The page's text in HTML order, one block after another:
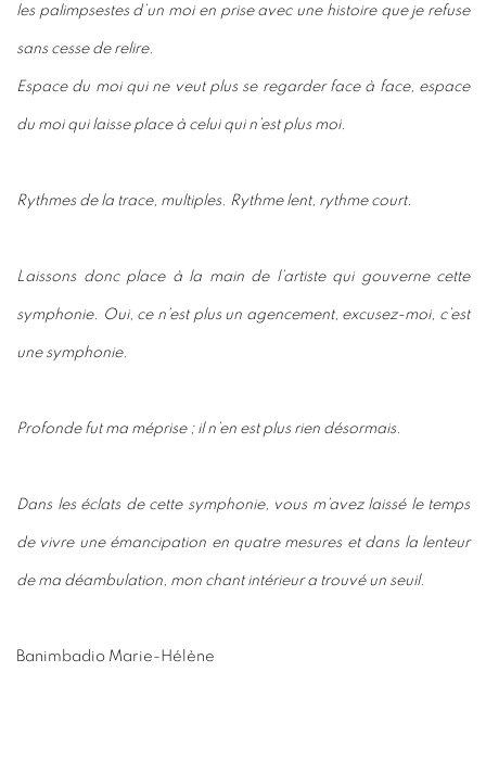
les palimpsestes d’un moi en prise avec une histoire que je refuse
sans cesse de relire.
Espace du moi qui ne veut plus se regarder face à face, espace
du moi qui laisse place à celui qui n’est plus moi.
Rythmes de la trace, multiples. Rythme lent, rythme court.
Laissons donc place à la main de l’artiste qui gouverne cette
symphonie. Oui, ce n’est plus un agencement, excusez-moi, c’est
une symphonie.
Profonde fut ma méprise ; il n’en est plus rien désormais.
Dans les éclats de cette symphonie, vous m’avez laissé le temps
de vivre une émancipation en quatre mesures et dans la lenteur
de ma déambulation, mon chant intérieur a trouvé un seuil.
Banimbadio Marie-Hélène